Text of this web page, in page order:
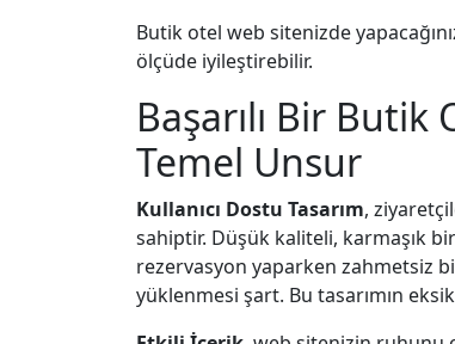
Butik otel web sitenizde
ölçüde iyileştirebilir.
Başarılı Bir Butik
Temel Unsur
Kullanıcı Dostu Tasarım,
sahiptir. Düşük kaliteli, karmaşık bir
rezervasyon yaparken zahmetsiz
yüklenmesi şart. Bu tasarımın